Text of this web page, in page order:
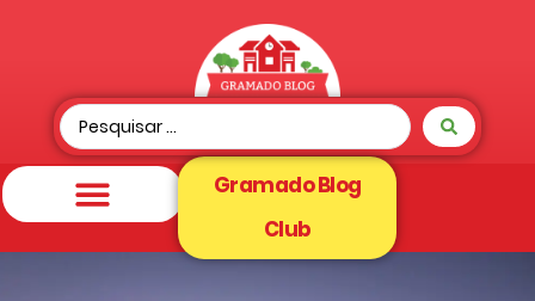
Gramado Blog
Club